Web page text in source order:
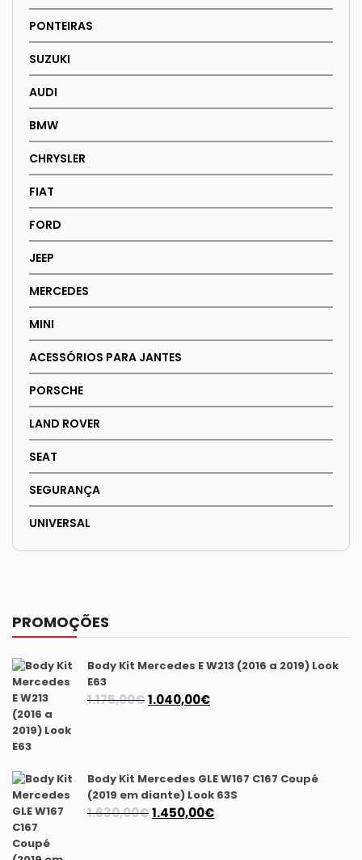
PONTEIRAS
SUZUKI
AUDI
BMW
CHRYSLER
FIAT
FORD
JEEP
MERCEDES
MINI
ACESSÓRIOS PARA JANTES
PORSCHE
LAND ROVER
SEAT
SEGURANÇA
UNIVERSAL
PROMOÇÕES
Body Kit Mercedes E W213 (2016 a 2019) Look
E63
1.175,00€O
1.175,00€.
1.040,00€O
1.040,00€.
Body Kit Mercedes GLE W167 C167 Coupé
(2019 em diante) Look 63S
1.630,00€O
1.450,00€O